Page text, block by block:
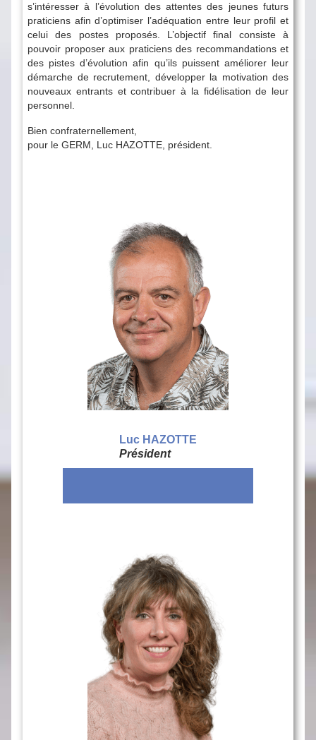
s’intéresser à l’évolution des attentes des jeunes futurs
praticiens afin d’optimiser l’adéquation entre leur profil et
celui des postes proposés. L’objectif final consiste à
pouvoir proposer aux praticiens des recommandations et
des pistes d’évolution afin qu’ils puissent améliorer leur
démarche de recrutement, développer la motivation des
nouveaux entrants et contribuer à la fidélisation de leur
personnel.
Bien confraternellement,
pour le GERM, Luc HAZOTTE, président.
Luc HAZOTTE
Président